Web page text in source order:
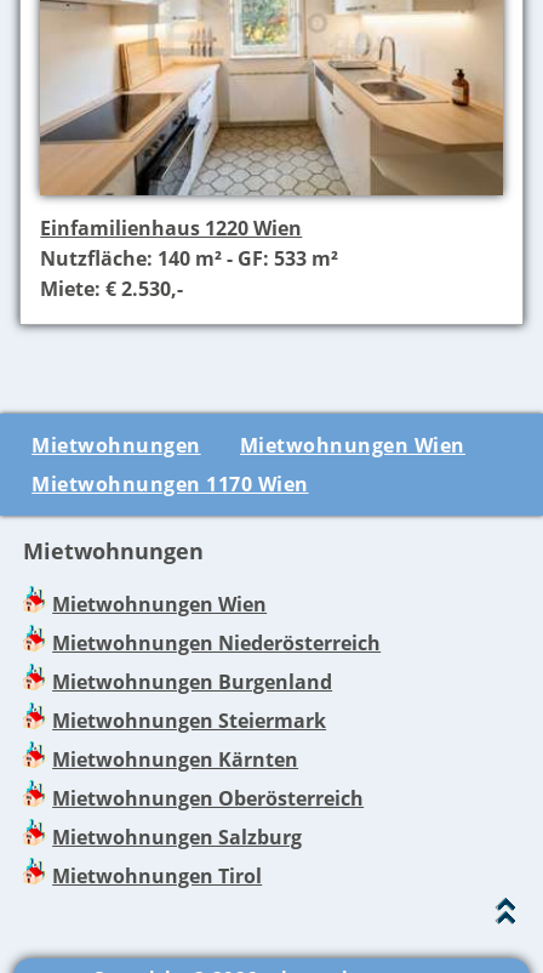
Einfamilienhaus 1220 Wien
Nutzfläche: 140 m² - GF: 533 m²
Miete: € 2.530,-
Mietwohnungen
Mietwohnungen Wien
Mietwohnungen 1170 Wien
Mietwohnungen
Mietwohnungen Wien
Mietwohnungen Niederösterreich
Mietwohnungen Burgenland
Mietwohnungen Steiermark
Mietwohnungen Kärnten
Mietwohnungen Oberösterreich
Mietwohnungen Salzburg
Mietwohnungen Tirol